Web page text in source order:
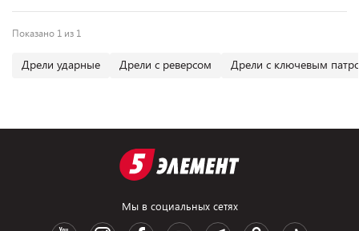
Показано 1 из 1
Дрели ударные Дрели с реверсом Дрели с ключевым
Мы в социальных сетях